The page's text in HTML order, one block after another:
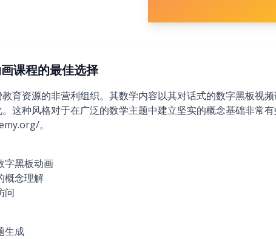
课程的最佳选择
育资源的非营利组织。其数学内容以其对话式的数字黑板视
这种风格对于在广泛的数学主题中建立坚实的概念基础非常有
。
字黑板动画
概念理解
问
生成